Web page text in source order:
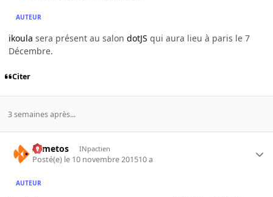
AUTEUR
ikoula sera présent au salon dotJS qui aura lieu à paris le 7
Décembre.
Citer
3 semaines après...
Armetos INpactien
Posté(e) le 10 novembre 201510 a
AUTEUR